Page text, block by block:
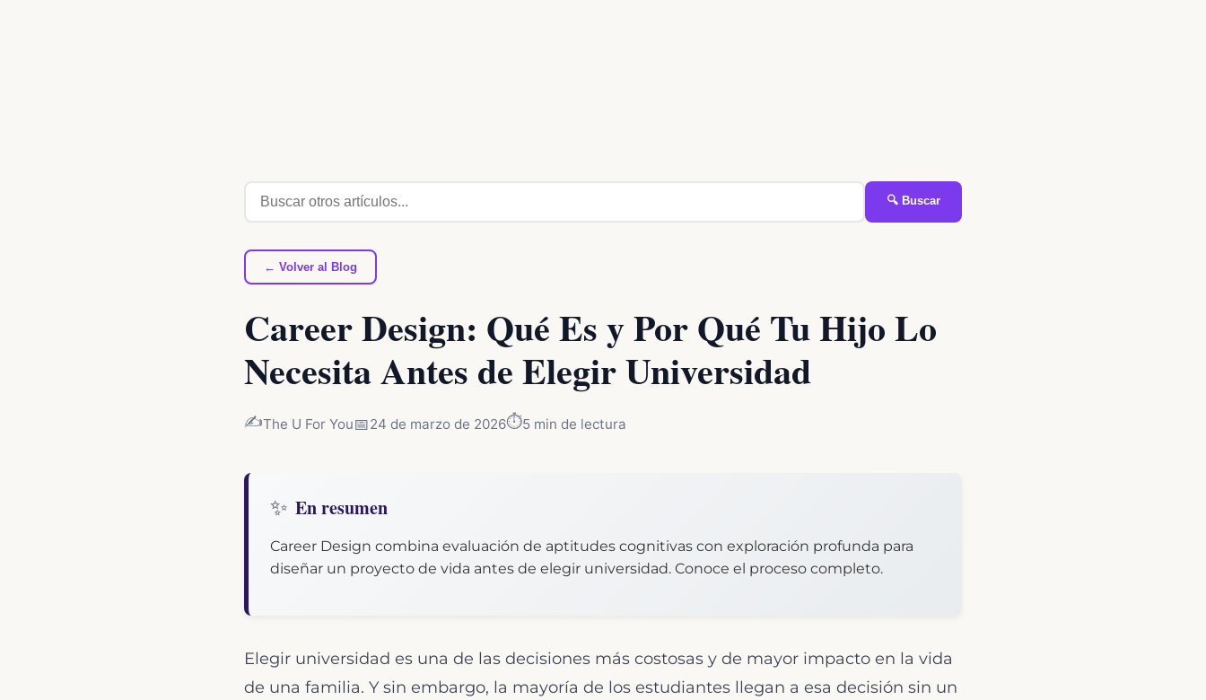
🔍 Buscar
← Volver al Blog
Career Design: Qué Es y Por Qué Tu Hijo Lo
Necesita Antes de Elegir Universidad
✍️The U For You📅24 de marzo de 2026⏱️5 min de lectura
✨ En resumen
Career Design combina evaluación de aptitudes cognitivas con exploración profunda para
diseñar un proyecto de vida antes de elegir universidad. Conoce el proceso completo.
Elegir universidad es una de las decisiones más costosas y de mayor impacto en la vida
de una familia. Y sin embargo, la mayoría de los estudiantes llegan a esa decisión sin un